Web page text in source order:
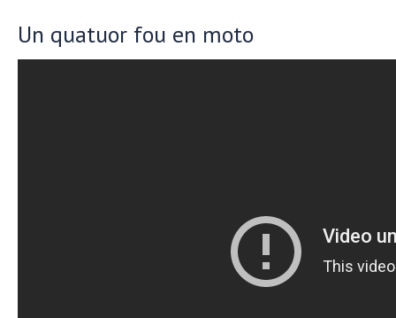
Un quatuor fou en moto